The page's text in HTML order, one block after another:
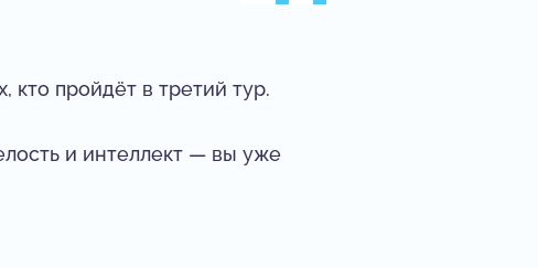
пройдёт в третий тур.
и интеллект — вы уже